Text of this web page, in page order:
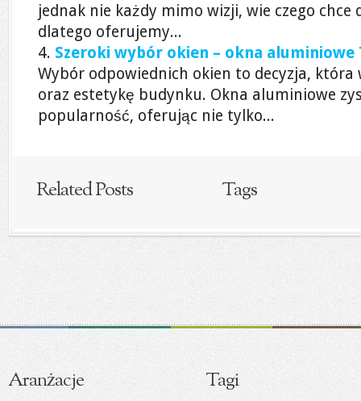
jednak nie każdy mimo wizji, wie czego chce
dlatego oferujemy...
Szeroki wybór okien – okna aluminiowe
Wybór odpowiednich okien to decyzja, która
oraz estetykę budynku. Okna aluminiowe
popularność, oferując nie tylko...
Related Posts Tags
Aranżacje Tagi